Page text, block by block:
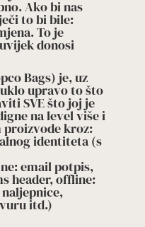
Ako bi nas
to bi bile:
To je
donosi
Bags) je, uz
upravo to što
SVE što joj je
na level više i
kroz:
identiteta (s
email potpis,
header, offline:
itd.)